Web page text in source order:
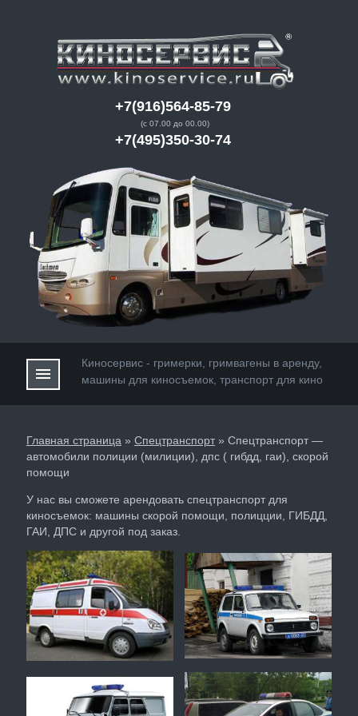
+7(916)564-85-79
(с 07.00 до 00.00)
+7(495)350-30-74
Киносервис - гримерки, гримвагены в аренду,
машины для киноcъемок, транспорт для кино
menu
Главная страница» Cпецтранспорт» Cпецтранспорт —
автомобили полиции (милиции), дпс ( гибдд, гаи), скорой
помощи
У нас вы сможете арендовать спецтранспорт для
киносъемок: машины скорой помощи, полицции, ГИБДД,
ГАИ, ДПС и другой под заказ.